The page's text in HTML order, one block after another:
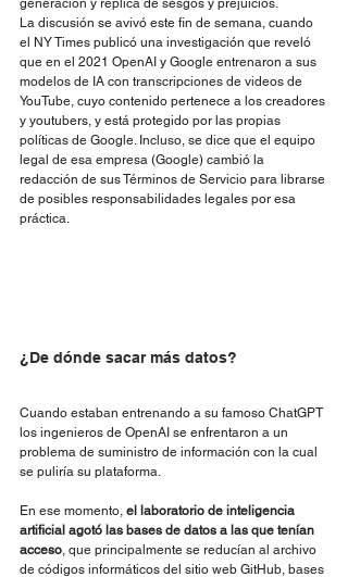
La discusión se avivó este fin de semana, cuando
el NY Times publicó una investigación que reveló
que en el 2021 OpenAI y Google entrenaron a sus
modelos de IA con transcripciones de videos de
YouTube, cuyo contenido pertenece a los creadores
y youtubers, y está protegido por las propias
políticas de Google. Incluso, se dice que el equipo
legal de esa empresa (Google) cambió la
redacción de sus Términos de Servicio para librarse
de posibles responsabilidades legales por esa
práctica.
¿De dónde sacar más datos?
Cuando estaban entrenando a su famoso ChatGPT
los ingenieros de OpenAI se enfrentaron a un
problema de suministro de información con la cual
se puliría su plataforma.
En ese momento, el laboratorio de inteligencia
artificial agotó las bases de datos a las que tenían
acceso , que principalmente se reducían al archivo
de códigos informáticos del sitio web GitHub, bases